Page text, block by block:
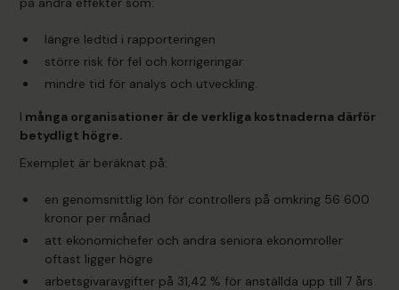
längre ledtid i rapporteringen
större risk för fel och korrigeringar
mindre tid för analys och utveckling.
I många organisationer är de verkliga kostnaderna därför
betydligt högre.
Exemplet är beräknat på:
en genomsnittlig lön för controllers på omkring 56 600
kronor per månad
att ekonomichefer och andra seniora ekonomroller
oftast ligger högre
arbetsgivaravgifter på 31,42 % för anställda upp till 7 års